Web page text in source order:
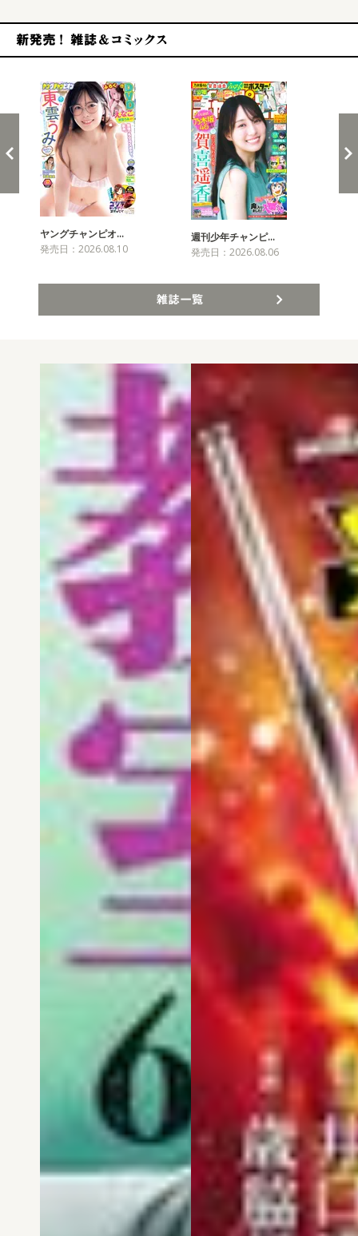
ヤングチャンピオ…
発売日：2026.08.10
週刊少年チャンピ…
発売日：2026.08.06